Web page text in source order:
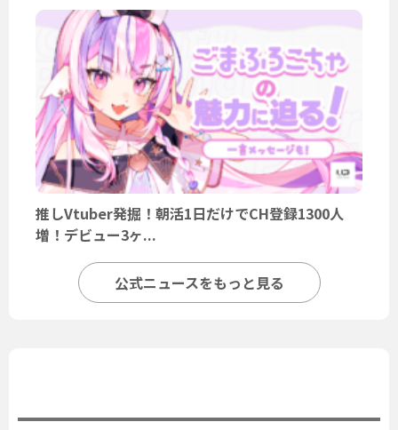
推しVtuber発掘！朝活1日だけでCH登録1300人
増！デビュー3ヶ...
公式ニュースをもっと見る